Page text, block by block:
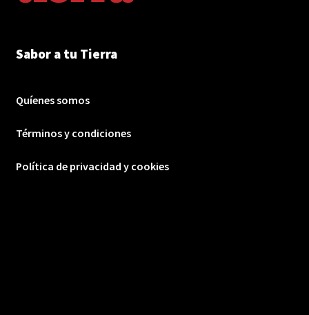
Sabor a tu Tierra
Quíenes somos
Términos y condiciones
Política de privacidad y cookies